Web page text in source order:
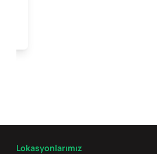
Lokasyonlarımız